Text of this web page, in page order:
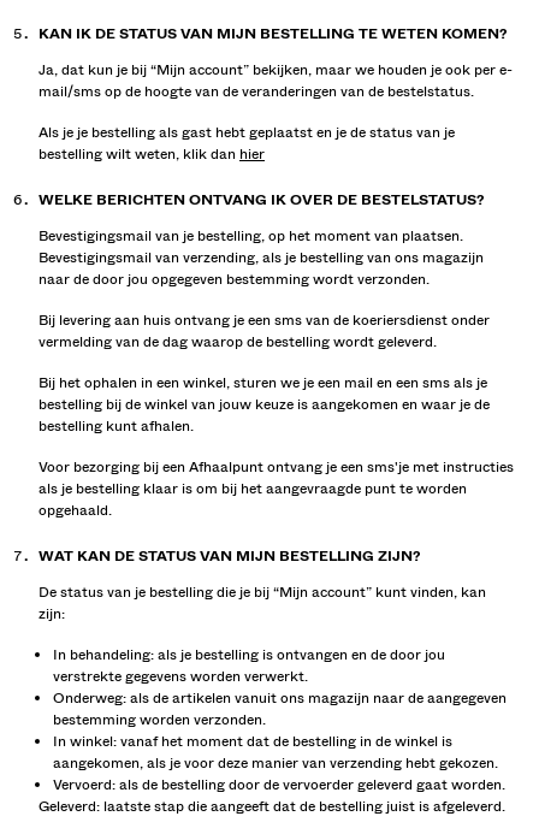
KAN IK DE STATUS VAN MIJN BESTELLING TE WETEN KOMEN?
Ja, dat kun je bij “Mijn account” bekijken, maar we houden je ook per e-
mail/sms op de hoogte van de veranderingen van de bestelstatus.
Als je je bestelling als gast hebt geplaatst en je de status van je
bestelling wilt weten, klik dan hier
WELKE BERICHTEN ONTVANG IK OVER DE BESTELSTATUS?
Bevestigingsmail van je bestelling, op het moment van plaatsen.
Bevestigingsmail van verzending, als je bestelling van ons magazijn
naar de door jou opgegeven bestemming wordt verzonden.
Bij levering aan huis ontvang je een sms van de koeriersdienst onder
vermelding van de dag waarop de bestelling wordt geleverd.
Bij het ophalen in een winkel, sturen we je een mail en een sms als je
bestelling bij de winkel van jouw keuze is aangekomen en waar je de
bestelling kunt afhalen.
Voor bezorging bij een Afhaalpunt ontvang je een sms'je met instructies
als je bestelling klaar is om bij het aangevraagde punt te worden
opgehaald.
WAT KAN DE STATUS VAN MIJN BESTELLING ZIJN?
De status van je bestelling die je bij “Mijn account” kunt vinden, kan
zijn:
In behandeling: als je bestelling is ontvangen en de door jou
verstrekte gegevens worden verwerkt.
Onderweg: als de artikelen vanuit ons magazijn naar de aangegeven
bestemming worden verzonden.
In winkel: vanaf het moment dat de bestelling in de winkel is
aangekomen, als je voor deze manier van verzending hebt gekozen.
Vervoerd: als de bestelling door de vervoerder geleverd gaat worden.
Geleverd: laatste stap die aangeeft dat de bestelling juist is afgeleverd.